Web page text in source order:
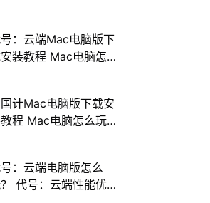
：云端Mac电脑版下
装教程 Mac电脑怎
计Mac电脑版下载安
程 Mac电脑怎么玩
：云端电脑版怎么
代号：云端性能优